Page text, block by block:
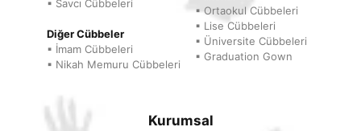
▪ Savcı Cübbeleri
Diğer Cübbeler
▪ İmam Cübbeleri
▪ Nikah Memuru Cübbeleri
▪ Ortaokul Cübbeleri
▪ Lise Cübbeleri
▪ Üniversite Cübbeleri
▪ Graduation Gown
Kurumsal